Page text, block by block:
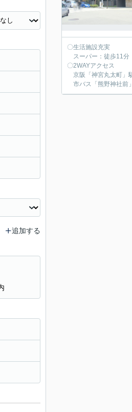
〇生活施設充実
スーパー：徒歩11
〇2WAYアクセス
京阪「神宮丸太町」
市バス「熊野神社前
追加する